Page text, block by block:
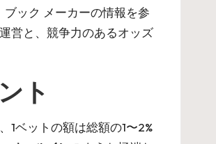
ブック メーカーの情報を参
営と、競争力のあるオッズ
ト
1ベットの額は総額の1〜2%